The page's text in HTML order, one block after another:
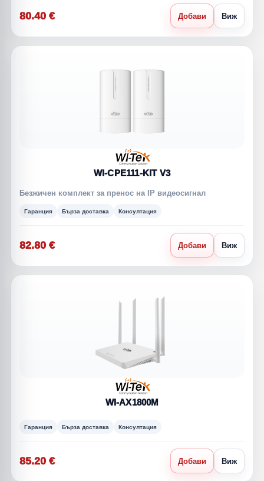
80.40 € Добави Виж
WI-CPE111-KIT V3
Безжичен комплект за пренос на IP видеосигнал
Гаранция Бърза доставка Консултация
82.80 € Добави Виж
WI-AX1800M
Гаранция Бърза доставка Консултация
85.20 € Добави Виж